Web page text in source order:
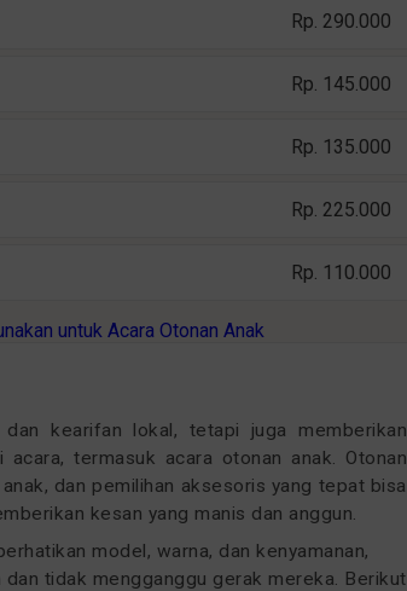
Rp. 290.000
Rp. 145.000
Rp. 135.000
Rp. 225.000
Rp. 110.000
kearifan lokal, tetapi juga memberikan
acara, termasuk acara otonan anak. Otonan
dan pemilihan aksesoris yang tepat bisa
kesan yang manis dan anggun.
model, warna, dan kenyamanan,
tidak mengganggu gerak mereka. Berikut